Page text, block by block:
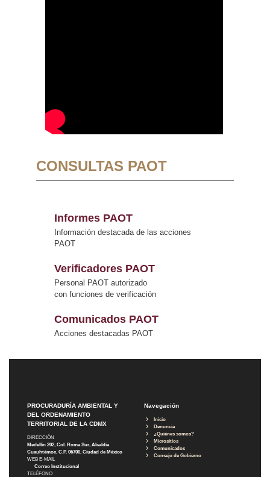
CONSULTAS PAOT
Informes PAOT
Información destacada de las acciones
PAOT
Verificadores PAOT
Personal PAOT autorizado
con funciones de verificación
Comunicados PAOT
Acciones destacadas PAOT
PROCURADURÍA AMBIENTAL Y
DEL ORDENAMIENTO
TERRITORIAL DE LA CDMX
DIRECCIÓN
Medellín 202, Col. Roma Sur, Alcaldía
Cuauhtémoc, C.P. 06700, Ciudad de México
WEB E-MAIL
Correo Institucional
TELÉFONO
Navegación
Inicio
Denuncia
¿Quiénes somos?
Micrositios
Comunicados
Consejo de Gobierno